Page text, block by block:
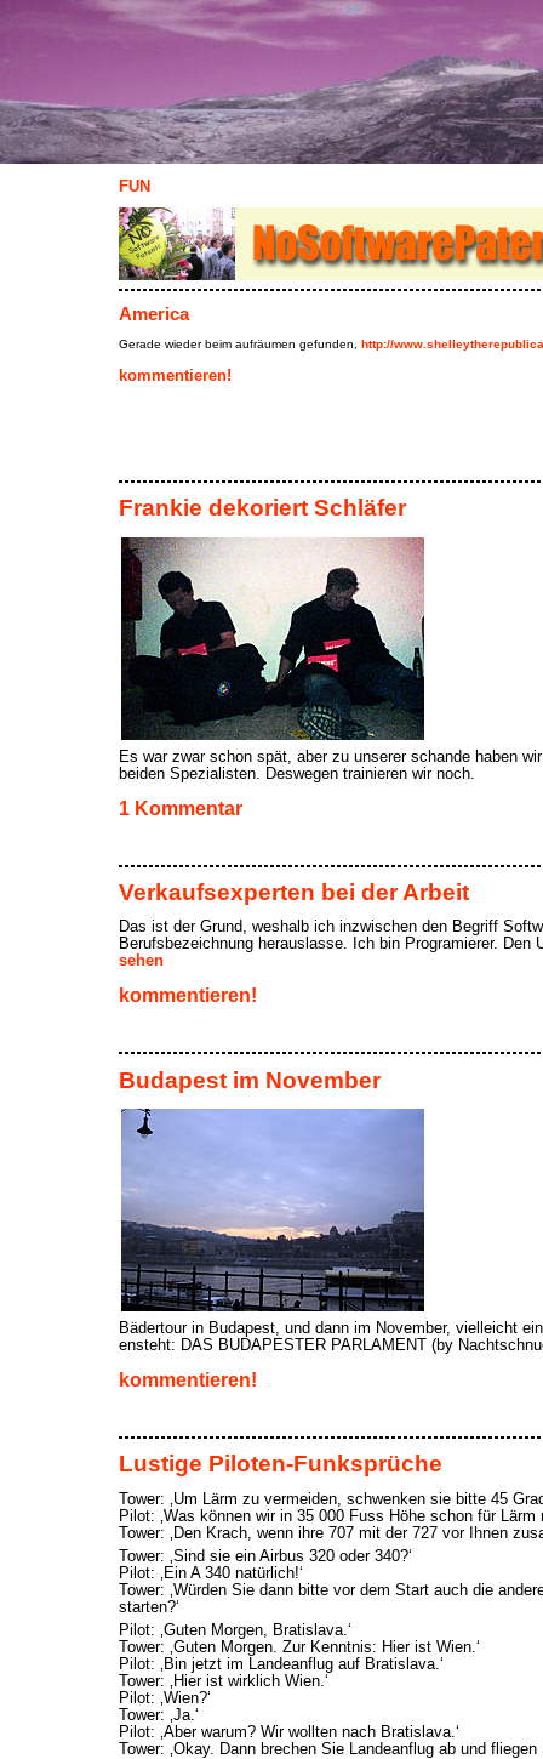
FUN
America
Gerade wieder beim aufräumen gefunden,http://
kommentieren!
Frankie dekoriert Schläfer
Es war zwar schon spät, aber zu unserer schande haben
beiden Spezialisten. Deswegen trainieren wir noch.
1 Kommentar
Verkaufsexperten bei der Arbeit
Das ist der Grund, weshalb ich inzwischen den Begriff
Berufsbezeichnung herauslasse. Ich bin Programierer. Den
sehen
kommentieren!
Budapest im November
Bädertour in Budapest, und dann im November, vielleicht
ensteht: DAS BUDAPESTER PARLAMENT (by
kommentieren!
Lustige Piloten-Funksprüche
Tower: ‚Um Lärm zu vermeiden, schwenken sie bitte 45
Pilot: ‚Was können wir in 35 000 Fuss Höhe schon für Lärm
Tower: ‚Den Krach, wenn ihre 707 mit der 727 vor Ihnen
Tower: ‚Sind sie ein Airbus 320 oder 340?‘
Pilot: ‚Ein A 340 natürlich!‘
Tower: ‚Würden Sie dann bitte vor dem Start auch die
starten?‘
Pilot: ‚Guten Morgen, Bratislava.‘
Tower: ‚Guten Morgen. Zur Kenntnis: Hier ist Wien.‘
Pilot: ‚Bin jetzt im Landeanflug auf Bratislava.‘
Tower: ‚Hier ist wirklich Wien.‘
Pilot: ‚Wien?‘
Tower: ‚Ja.‘
Pilot: ‚Aber warum? Wir wollten nach Bratislava.‘
Tower: ‚Okay. Dann brechen Sie Landeanflug ab und fliegen